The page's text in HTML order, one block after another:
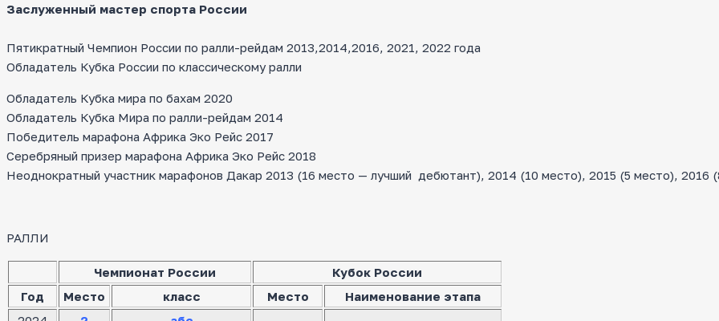
Заслуженный мастер спорта России
Пятикратный Чемпион России по ралли-рейдам 2013,2014,2016, 2021, 2022 года
Обладатель Кубка России по классическому ралли
Обладатель Кубка мира по бахам 2020
Обладатель Кубка Мира по ралли-рейдам 2014
Победитель марафона Африка Эко Рейс 2017
Серебряный призер марафона Африка Эко Рейс 2018
Неоднократный участник марафонов Дакар 2013 (16 место — лучший дебютант), 2014 (10 место), 2015 (5 место), 2016
РАЛЛИ
Чемпионат России
Кубок России
Год
Место класс Место
Наименование этапа